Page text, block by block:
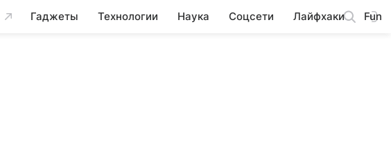
Гаджеты Технологии Наука Соцсети Лайфхаки Fun